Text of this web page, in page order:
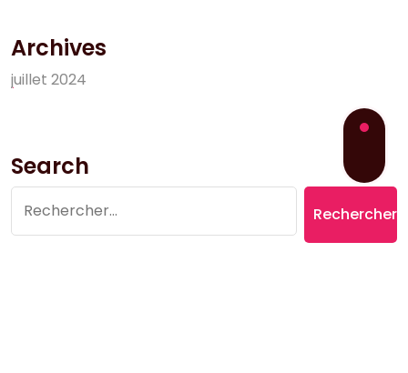
Archives
juillet 2024
Search